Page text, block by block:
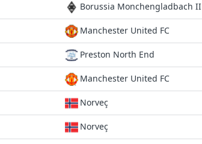
Borussia Monchengladbach II
Manchester United FC
Preston North End
Manchester United FC
Norveç
Norveç